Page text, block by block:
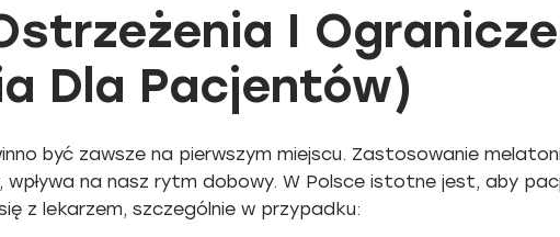
I
Dla Pacjentów)
być zawsze na pierwszym miejscu. Zastosowanie
wpływa na nasz rytm dobowy. W Polsce istotne jest, aby
z lekarzem, szczególnie w przypadku: